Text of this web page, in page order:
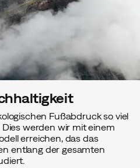
Fußabdruck so viel
werden wir mit einem
erreichen, das das
entlang der gesamten